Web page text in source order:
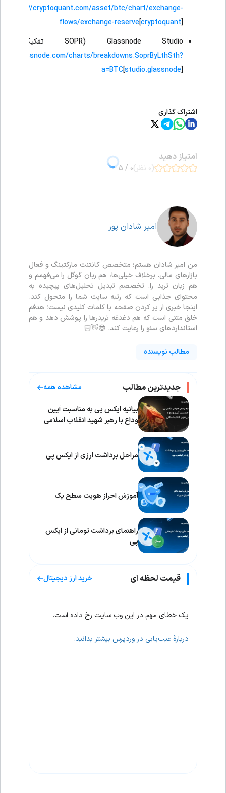
https://cryptoquant.com/asset/btc/chart/exchange-
flows/exchange-reserve[cryptoquant]​
Glassnode Studio (SOPR تفکیک LTH/STH):
charts/breakdowns.SoprByLthSth?
a=BTC[studio.glassnode]​
اشتراک گذاری
امتیاز دهید
(۰ نظر) ۰ / ۵
امیر شادان پور
من امیر شادان هستم؛ متخصص کانتنت مارکتینگ و فعال
بازارهای مالی. برخلاف خیلی‌ها، هم زبان گوگل را می‌فهمم و
هم زبان ترید را. تخصصم تبدیل تحلیل‌های پیچیده به
محتوای جذابی است که رتبه سایت شما را متحول کند.
اینجا خبری از پر کردن صفحه با کلمات کلیدی نیست؛ هدفم
خلق متنی است که هم دغدغه تریدرها را پوشش دهد و هم
استانداردهای سئو را رعایت کند. 😎👋🏻
مطالب نویسنده
جدیدترین مطالب مشاهده همه
بیانیه ایکس پی به مناسبت آیین
وداع با رهبر شهید انقلاب اسلامی
مراحل برداشت ارزی از ایکس پی
آموزش احراز هویت سطح یک
راهنمای برداشت تومانی از ایکس
پی
قیمت لحظه ای خرید ارز دیجیتال
یک خطای مهم در این وب سایت رخ داده است.
دربارهٔ عیب‌یابی در وردپرس بیشتر بدانید.